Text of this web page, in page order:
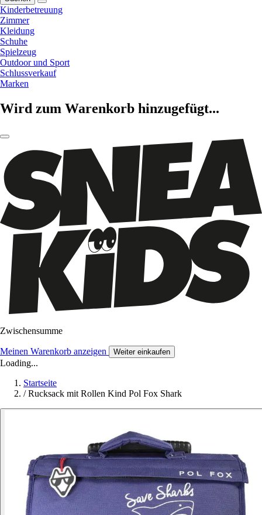
Kinderbetreuung
Zimmer
Kleidung
Schuhe
Spielzeug
Outdoor und Sport
Schlussverkauf
Marken
Wird zum Warenkorb hinzugefügt...
Zwischensumme
Meinen Warenkorb anzeigen Weiter einkaufen
Loading...
Startseite
/ Rucksack mit Rollen Kind Pol Fox Shark